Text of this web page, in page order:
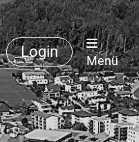
Login
Menü